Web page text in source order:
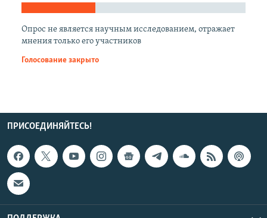
УКРАИНСКАЯ ПРОБЛЕМА КРЫМА
Все сайты RFE/RL
Опрос не является научным исследованием, отражает
мнения только его участников
Голосование закрыто
ПРИСОЕДИНЯЙТЕСЬ!